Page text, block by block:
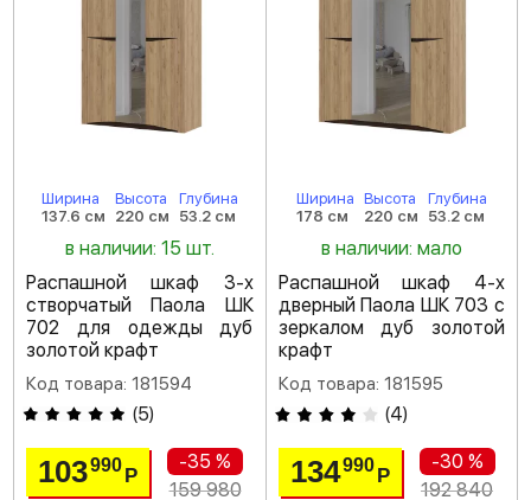
Ширина
137.6 см
Высота
220 см
Глубина
53.2 см
в наличии: 15 шт.
Распашной шкаф 3-х
створчатый Паола ШК
702 для одежды дуб
золотой крафт
Код товара: 181594
(5)
103990Р
-35 %
159 980
Ширина
178 см
Высота
220 см
Глубина
53.2 см
в наличии: мало
Распашной шкаф 4-х
дверный Паола ШК 703 с
зеркалом дуб золотой
крафт
Код товара: 181595
(4)
134990 Р
-30 %
192 840